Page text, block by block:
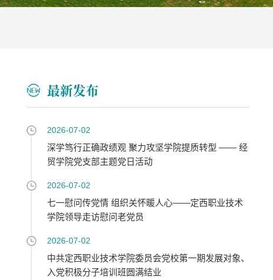
最新发布
2026-07-02
深学笃行正确政绩观 聚力攻坚学院提质转型 —— 经
贸学院党支部主题党日活动
2026-07-02
七一慰问传党情 组织关怀暖人心——定西职业技术
学院领导走访慰问老党员
2026-07-02
中共定西职业技术学院委员会党校第一期发展对象、
入党积极分子培训班圆满结业